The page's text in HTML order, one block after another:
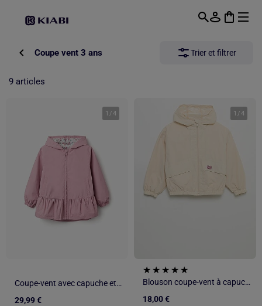
Coupe vent 3 ans Trier et filtrer
9 articles
1 /4
Coupe-vent avec capuche et ourlet à volants
29,99 €
1 /4
Blouson coupe-vent à capuche
18,00 €